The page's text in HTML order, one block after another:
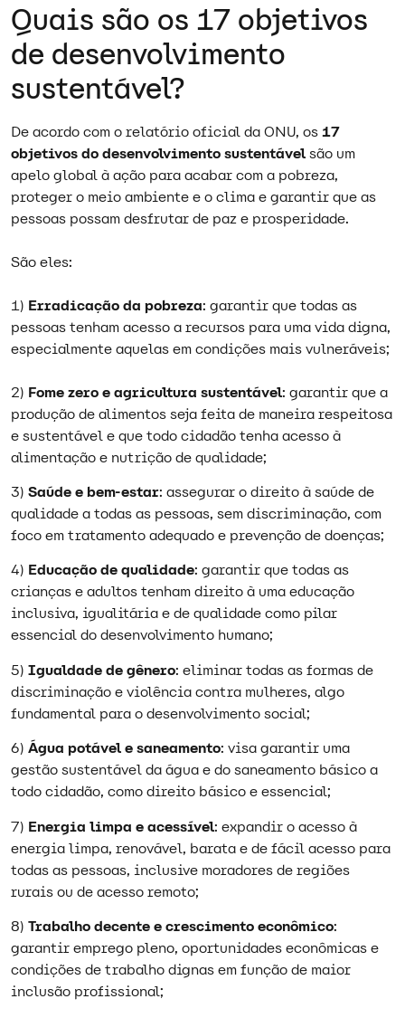
Quais são os 17 objetivos
de desenvolvimento
sustentável?
De acordo com o relatório oficial da ONU, os17
objetivos do desenvolvimento sustentávelsão um
apelo global à ação para acabar com a pobreza,
proteger o meio ambiente e o clima e garantir que as
pessoas possam desfrutar de paz e prosperidade.
São eles:
1) Erradicação da pobreza: garantir que todas as
pessoas tenham acesso a recursos para uma vida digna,
especialmente aquelas em condições mais vulneráveis;
2) Fome zero e agricultura sustentável: garantir que a
produção de alimentos seja feita de maneira respeitosa
e sustentável e que todo cidadão tenha acesso à
alimentação e nutrição de qualidade;
3) Saúde e bem-estar: assegurar o direito à saúde de
qualidade a todas as pessoas, sem discriminação, com
foco em tratamento adequado e prevenção de doenças;
4) Educação de qualidade: garantir que todas as
crianças e adultos tenham direito à uma educação
inclusiva, igualitária e de qualidade como pilar
essencial do desenvolvimento humano;
5) Igualdade de gênero: eliminar todas as formas de
discriminação e violência contra mulheres, algo
fundamental para o desenvolvimento social;
6) Água potável e saneamento: visa garantir uma
gestão sustentável da água e do saneamento básico a
todo cidadão, como direito básico e essencial;
7) Energia limpa e acessível: expandir o acesso à
energia limpa, renovável, barata e de fácil acesso para
todas as pessoas, inclusive moradores de regiões
rurais ou de acesso remoto;
8) Trabalho decente e crescimento econômico:
garantir emprego pleno, oportunidades econômicas e
condições de trabalho dignas em função de maior
inclusão profissional;